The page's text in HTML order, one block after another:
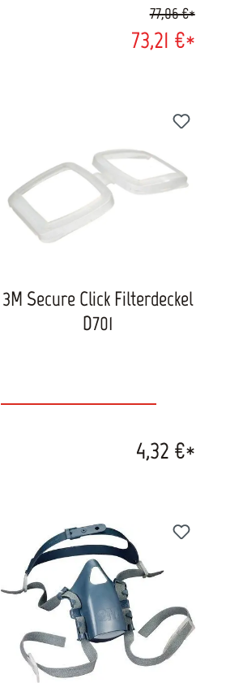
73,21 €*
77,06 €*
3M Secure Click Filterdeckel
D701
4,32 €*